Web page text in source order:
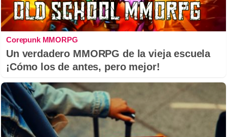
Corepunk MMORPG
Un verdadero MMORPG de la vieja escuela
¡Cómo los de antes, pero mejor!